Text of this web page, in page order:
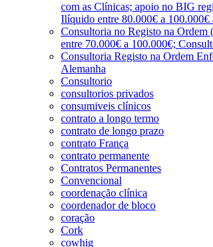
com as Clínicas; apoio no BIG
Ilíquido entre 80.000€ a 100.000€
Consultoria no Registo na Ordem
entre 70.000€ a 100.000€;
Consultoria Registo na Ordem
Alemanha
Consultorio
consultorios privados
consumiveis clínicos
contrato a longo termo
contrato de longo prazo
contrato França
contrato permanente
Contratos Permanentes
Convencional
coordenação clínica
coordenador de bloco
coração
Cork
cowhig